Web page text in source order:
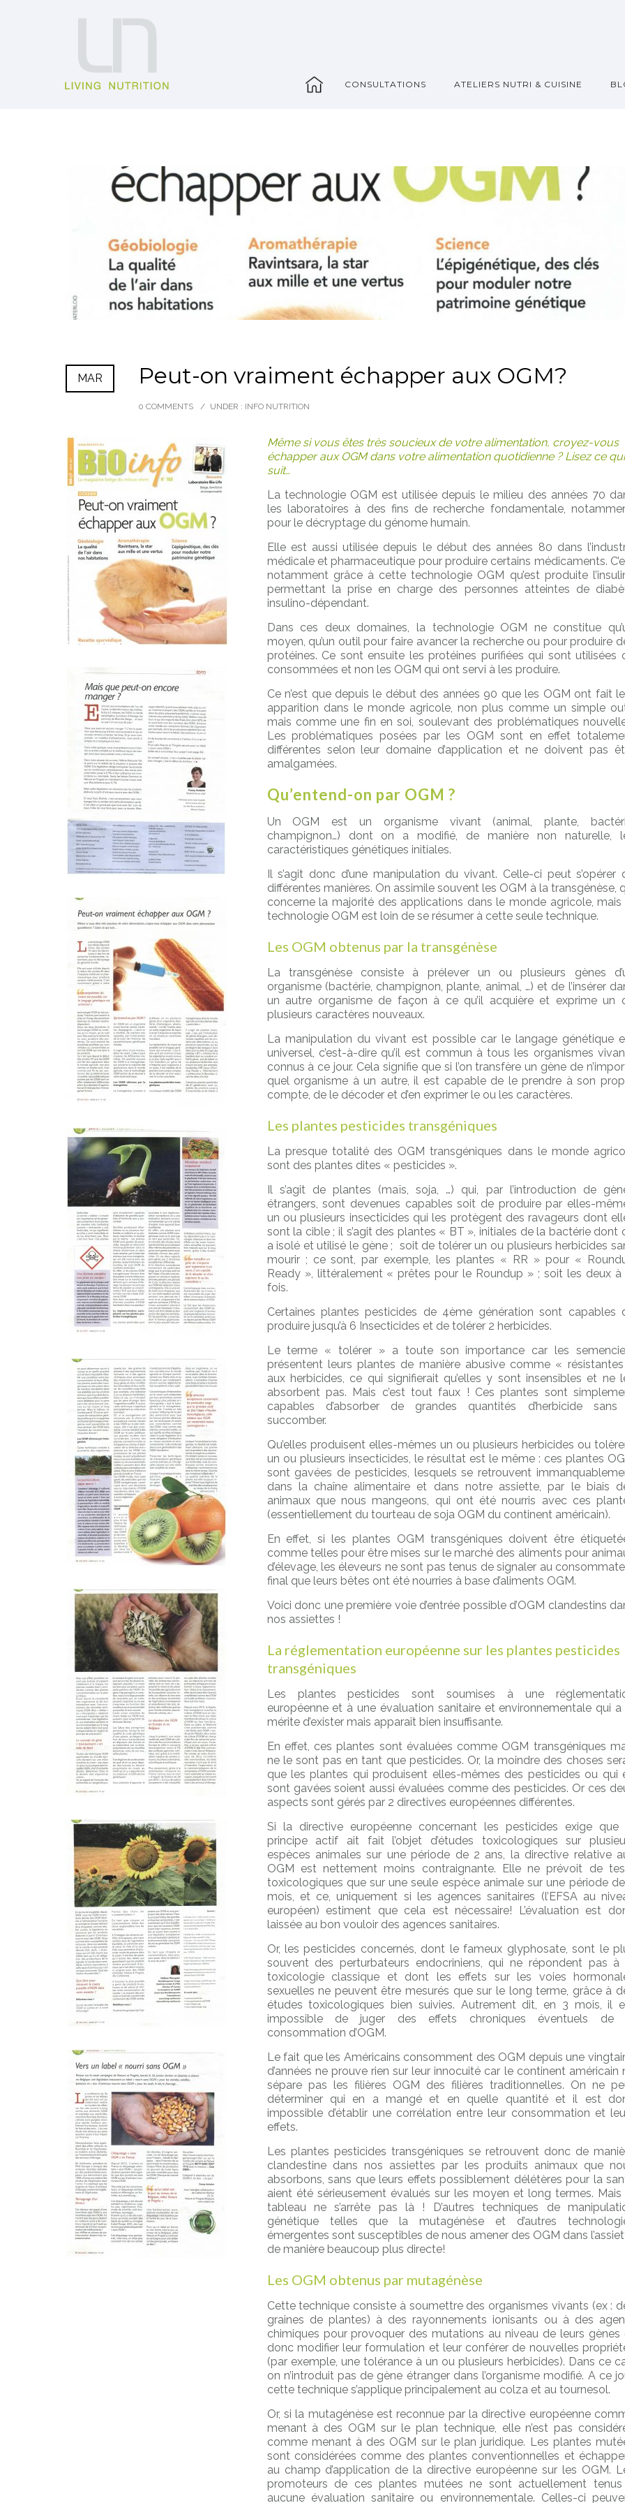
_ CONSULTATIONS ATELIERS NUTRI & CUISINE
MAR Peut-on vraiment échapper aux OGM?
0 COMMENTS / UNDER : INFO NUTRITION
Même si vous êtes très soucieux de votre alimentation, croyez-vous
échapper aux OGM dans votre alimentation quotidienne ? Lisez ce qui
suit…
La technologie OGM est utilisée depuis le milieu des années 70
les laboratoires à des fins de recherche fondamentale,
pour le décryptage du génome humain.
Elle est aussi utilisée depuis le début des années 80 dans
médicale et pharmaceutique pour produire certains médicaments.
notamment grâce à cette technologie OGM qu’est produite
permettant la prise en charge des personnes atteintes de
insulino-dépendant.
Dans ces deux domaines, la technologie OGM ne constitue
moyen, qu’un outil pour faire avancer la recherche ou pour produire
protéines. Ce sont ensuite les protéines purifiées qui sont utilisées
consommées et non les OGM qui ont servi à les produire.
Ce n’est que depuis le début des années 90 que les OGM ont fait
apparition dans le monde agricole, non plus comme un simple
mais comme une fin en soi, soulevant des problématiques
Les problématiques posées par les OGM sont en effet
différentes selon leur domaine d’application et ne doivent pas
amalgamées.
Qu’entend-on par OGM ?
Un OGM est un organisme vivant (animal, plante,
champignon…) dont on a modifié, de manière non naturelle,
caractéristiques génétiques initiales.
Il s’agit donc d’une manipulation du vivant. Celle-ci peut s’opérer
différentes manières. On assimile souvent les OGM à la transgénèse,
concerne la majorité des applications dans le monde agricole, mais
technologie OGM est loin de se résumer à cette seule technique.
Les OGM obtenus par la transgénèse
La transgénèse consiste à prélever un ou plusieurs gènes
organisme (bactérie, champignon, plante, animal, …) et de l’insérer
un autre organisme de façon à ce qu’il acquière et exprime un
plusieurs caractères nouveaux.
La manipulation du vivant est possible car le langage génétique
universel, c’est-à-dire qu’il est commun à tous les organismes
connus à ce jour. Cela signifie que si l’on transfère un gène de
quel organisme à un autre, il est capable de le prendre à son
compte, de le décoder et d’en exprimer le ou les caractères.
Les plantes pesticides transgéniques
La presque totalité des OGM transgéniques dans le monde
sont des plantes dites « pesticides ».
Il s’agit de plantes (maïs, soja, …) qui, par l’introduction de
étrangers, sont devenues capables soit de produire par elles-
un ou plusieurs insecticides qui les protègent des ravageurs dont
sont la cible ; il s’agit des plantes « BT », initiales de la bactérie dont
a isolé et utilisé le gène ; soit de tolérer un ou plusieurs herbicides
mourir ; ce sont, par exemple, les plantes « RR » pour «
Ready », littéralement « prêtes pour le Roundup » ; soit les deux à
fois.
Certaines plantes pesticides de 4ème génération sont capables
produire jusqu’à 6 Insecticides et de tolérer 2 herbicides.
Le terme « tolérer » a toute son importance car les
présentent leurs plantes de manière abusive comme «
aux herbicides, ce qui signifierait qu’elles y sont insensibles et ne
absorbent pas. Mais c’est tout faux ! Ces plantes sont
capables d’absorber de grandes quantités d’herbicide
succomber.
Qu’elles produisent elles-mêmes un ou plusieurs herbicides ou
un ou plusieurs insecticides, le résultat est le même : ces plantes
sont gavées de pesticides, lesquels se retrouvent
dans la chaîne alimentaire et dans notre assiette, par le biais
animaux que nous mangeons, qui ont été nourris avec ces
(essentiellement du tourteau de soja OGM du continent américain).
En effet, si les plantes OGM transgéniques doivent être
comme telles pour être mises sur le marché des aliments pour
d’élevage, les éleveurs ne sont pas tenus de signaler au
final que leurs bêtes ont été nourries à base d’aliments OGM.
Voici donc une première voie d’entrée possible d’OGM clandestins
nos assiettes !
La réglementation européenne sur les plantes pesticides
transgéniques
Les plantes pesticides sont soumises à une
européenne et à une évaluation sanitaire et environnementale qui a
mérite d’exister mais apparaît bien insuffisante.
En effet, ces plantes sont évaluées comme OGM transgéniques
ne le sont pas en tant que pesticides. Or, la moindre des choses
que les plantes qui produisent elles-mêmes des pesticides ou qui
sont gavées soient aussi évaluées comme des pesticides. Or ces
aspects sont gérés par 2 directives européennes différentes.
Si la directive européenne concernant les pesticides exige que
principe actif ait fait l’objet d’études toxicologiques sur
espèces animales sur une période de 2 ans, la directive relative
OGM est nettement moins contraignante. Elle ne prévoit de
toxicologiques que sur une seule espèce animale sur une période
mois, et ce, uniquement si les agences sanitaires (l’EFSA au
européen) estiment que cela est nécessaire! L’évaluation est
laissée au bon vouloir des agences sanitaires.
Or, les pesticides concernés, dont le fameux glyphosate, sont le
souvent des perturbateurs endocriniens, qui ne répondent pas à
toxicologie classique et dont les effets sur les voies
sexuelles ne peuvent être mesurés que sur le long terme, grâce à
études toxicologiques bien suivies. Autrement dit, en 3 mois, il
impossible de juger des effets chroniques éventuels de
consommation d’OGM.
Le fait que les Américains consomment des OGM depuis une
d’années ne prouve rien sur leur innocuité car le continent américain
sépare pas les filières OGM des filières traditionnelles. On ne
déterminer qui en a mangé et en quelle quantité et il est
impossible d’établir une corrélation entre leur consommation et
effets.
Les plantes pesticides transgéniques se retrouvent donc de
clandestine dans nos assiettes par les produits animaux que
absorbons, sans que leurs effets possiblement délétères pour la
aient été sérieusement évalués sur les moyen et long termes. Mais
tableau ne s’arrête pas là ! D’autres techniques de
génétique telles que la mutagénèse et d’autres
émergentes sont susceptibles de nous amener des OGM dans
de manière beaucoup plus directe!
Les OGM obtenus par mutagénèse
Cette technique consiste à soumettre des organismes vivants (ex :
graines de plantes) à des rayonnements ionisants ou à des
chimiques pour provoquer des mutations au niveau de leurs gènes
donc modifier leur formulation et leur conférer de nouvelles
(par exemple, une tolérance à un ou plusieurs herbicides). Dans ce
on n’introduit pas de gène étranger dans l’organisme modifié. A ce
cette technique s’applique principalement au colza et au tournesol.
Or, si la mutagénèse est reconnue par la directive européenne
menant à des OGM sur le plan technique, elle n’est pas
comme menant à des OGM sur le plan juridique. Les plantes
sont considérées comme des plantes conventionnelles et
au champ d’application de la directive européenne sur les OGM.
promoteurs de ces plantes mutées ne sont actuellement
aucune évaluation sanitaire ou environnementale. Celles-ci